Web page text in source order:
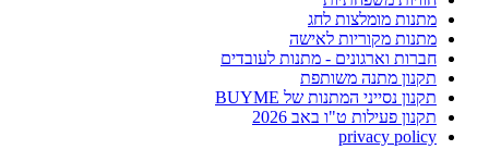
מתנות מומלצות לחג
מתנות מקוריות לאישה
חברות וארגונים - מתנות לעובדים
תקנון מתנה משותפת
תקנון נסייני המתנות של BUYME
תקנון פעילות ט"ו באב 2026
privacy policy